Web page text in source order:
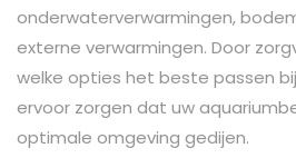
onderwaterverwarmingen,
externe verwarmingen. Door
welke opties het beste passen
ervoor zorgen dat uw
optimale omgeving gedijen.